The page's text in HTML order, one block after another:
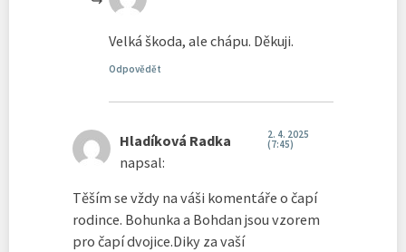
Velká škoda, ale chápu. Děkuji.
Odpovědět
Hladíková Radka
napsal:
2. 4. 2025
(7:45)
Těším se vždy na váši komentáře o čapí
rodince. Bohunka a Bohdan jsou vzorem
pro čapí dvojice.Diky za vaší